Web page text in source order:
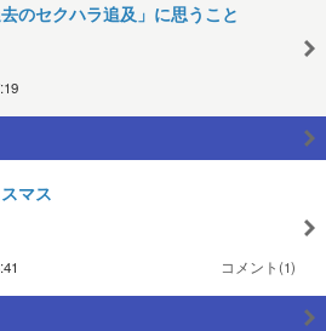
のセクハラ追及」に思うこと
マス
コメント(1)